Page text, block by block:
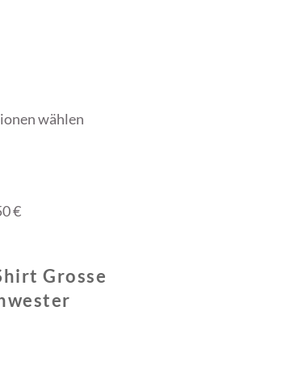
wählen
€
Grosse